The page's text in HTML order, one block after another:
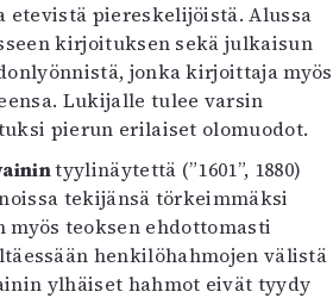
etevistä piereskelijöistä. Alussa
kirjoituksen sekä julkaisun
jonka kirjoittaja myös
Lukijalle tulee varsin
pierun erilaiset olomuodot.
tyylinäytettä (”1601”, 1880)
tekijänsä törkeimmäksi
myös teoksen ehdottomasti
henkilöhahmojen välistä
ylhäiset hahmot eivät tyydy